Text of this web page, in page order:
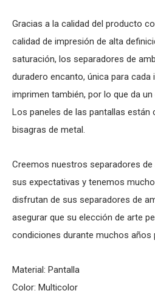
Gracias a la calidad del producto
calidad de impresión de alta
saturación, los separadores de
duradero encanto, única para cada
imprimen también, por lo que da
Los paneles de las pantallas
bisagras de metal.
Creemos nuestros separadores
sus expectativas y tenemos
disfrutan de sus separadores de
asegurar que su elección de arte
condiciones durante muchos años
Material: Pantalla
Color: Multicolor